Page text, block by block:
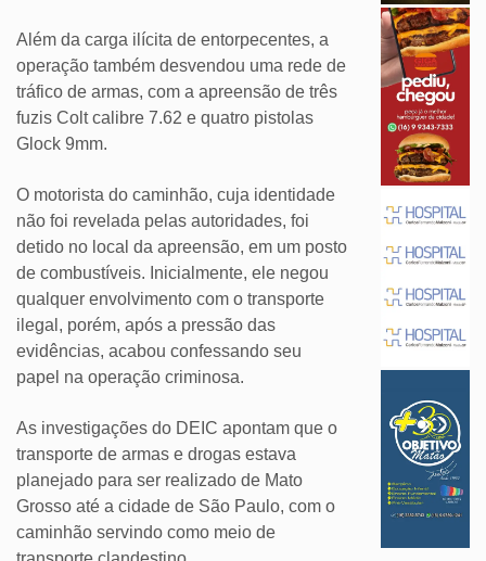
Além da carga ilícita de entorpecentes, a
operação também desvendou uma rede de
tráfico de armas, com a apreensão de três
fuzis Colt calibre 7.62 e quatro pistolas
Glock 9mm.
O motorista do caminhão, cuja identidade
não foi revelada pelas autoridades, foi
detido no local da apreensão, em um posto
de combustíveis. Inicialmente, ele negou
qualquer envolvimento com o transporte
ilegal, porém, após a pressão das
evidências, acabou confessando seu
papel na operação criminosa.
As investigações do DEIC apontam que o
transporte de armas e drogas estava
planejado para ser realizado de Mato
Grosso até a cidade de São Paulo, com o
caminhão servindo como meio de